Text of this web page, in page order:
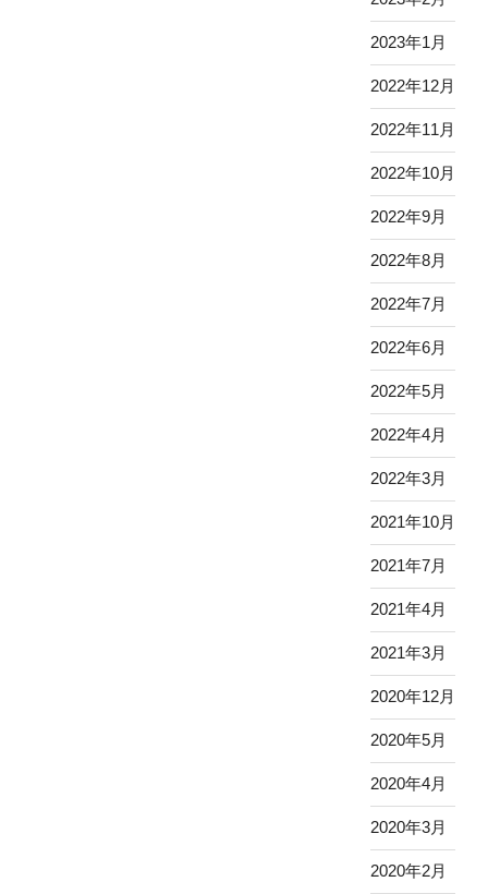
2023年1月
2022年12月
2022年11月
2022年10月
2022年9月
2022年8月
2022年7月
2022年6月
2022年5月
2022年4月
2022年3月
2021年10月
2021年7月
2021年4月
2021年3月
2020年12月
2020年5月
2020年4月
2020年3月
2020年2月